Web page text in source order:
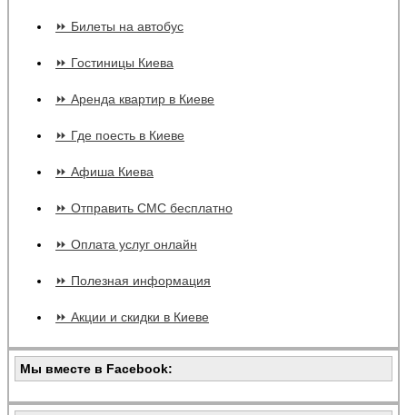
⏩ Билеты на автобус
⏩ Гостиницы Киева
⏩ Аренда квартир в Киеве
⏩ Где поесть в Киеве
⏩ Афиша Киева
⏩ Отправить СМС бесплатно
⏩ Оплата услуг онлайн
⏩ Полезная информация
⏩ Акции и скидки в Киеве
Мы вместе в Facebook: